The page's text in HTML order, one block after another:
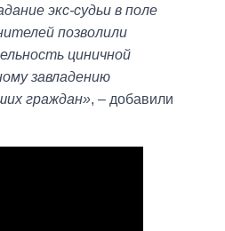
экс-судьи в поле
позволили
циничной
завладению
граждан», – добавили